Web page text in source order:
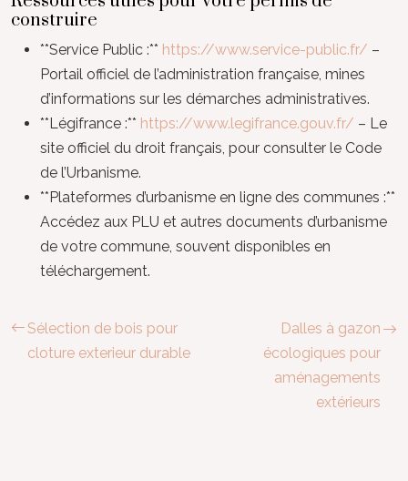
construire
**Service Public :** https://www.service-public.fr/ –
Portail officiel de l’administration française, mines
d’informations sur les démarches administratives.
**Légifrance :** https://www.legifrance.gouv.fr/ – Le
site officiel du droit français, pour consulter le Code
de l’Urbanisme.
**Plateformes d’urbanisme en ligne des communes :**
Accédez aux PLU et autres documents d’urbanisme
de votre commune, souvent disponibles en
téléchargement.
Sélection de bois pour
cloture exterieur durable
Dalles à gazon
écologiques pour
aménagements
extérieurs